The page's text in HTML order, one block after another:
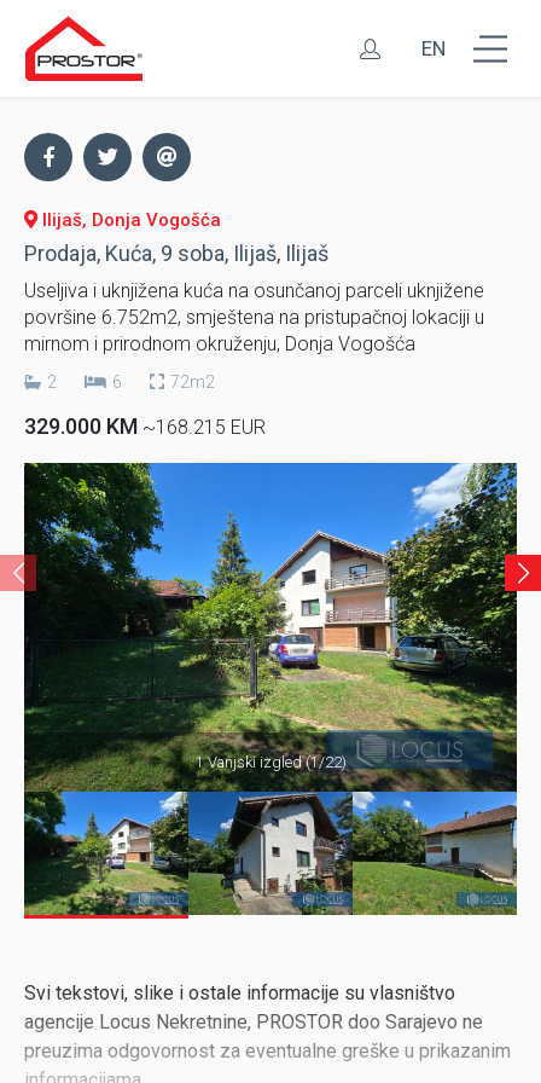
EN
Ilijaš, Donja Vogošća
Prodaja, Kuća, 9 soba, Ilijaš, Ilijaš
Useljiva i uknjižena kuća na osunčanoj parceli uknjižene
površine 6.752m2, smještena na pristupačnoj lokaciji u
mirnom i prirodnom okruženju, Donja Vogošća
2 6 72m2
329.000 KM ~168.215 EUR
1 Vanjski izgled (1/22)
Svi tekstovi, slike i ostale informacije su vlasništvo
agencije Locus Nekretnine, PROSTOR doo Sarajevo ne
preuzima odgovornost za eventualne greške u prikazanim